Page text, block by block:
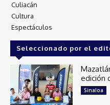
Culiacán
Cultura
Espectáculos
Seleccionado por el
edición
Sinaloa